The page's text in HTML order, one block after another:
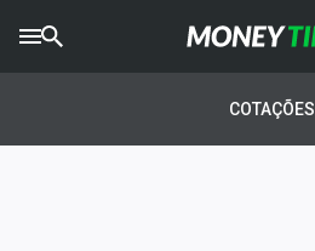
AGROTIMES
COTAÇÕES